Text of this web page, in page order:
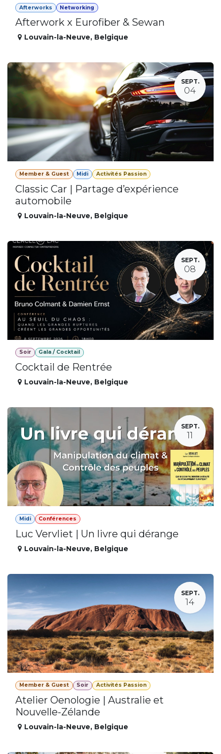
Afterworks Networking
Afterwork x Eurofiber & Sewan
Louvain-la-Neuve, Belgique
SEPT.
04
Member & Guest Midi Activités Passion
Classic Car | Partage d’expérience
automobile
Louvain-la-Neuve, Belgique
SEPT.
08
Soir Gala / Cocktail
Cocktail de Rentrée
Louvain-la-Neuve, Belgique
SEPT.
11
Midi Conférences
Luc Vervliet | Un livre qui dérange
Louvain-la-Neuve, Belgique
SEPT.
14
Member & Guest Soir Activités Passion
Atelier Oenologie | Australie et
Nouvelle-Zélande
Louvain-la-Neuve, Belgique